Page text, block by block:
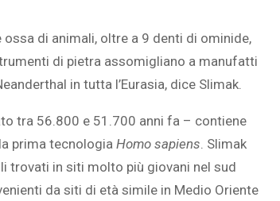
di animali, oltre a 9 denti di ominide,
di pietra assomigliano a manufatti
in tutta l’Eurasia, dice Slimak.
tra 56.800 e 51.700 anni fa – contiene
prima tecnologia Homo sapiens. Slimak
trovati in siti molto più giovani nel sud
da siti di età simile in Medio Oriente
ADULTA